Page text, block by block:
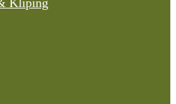
Kliping